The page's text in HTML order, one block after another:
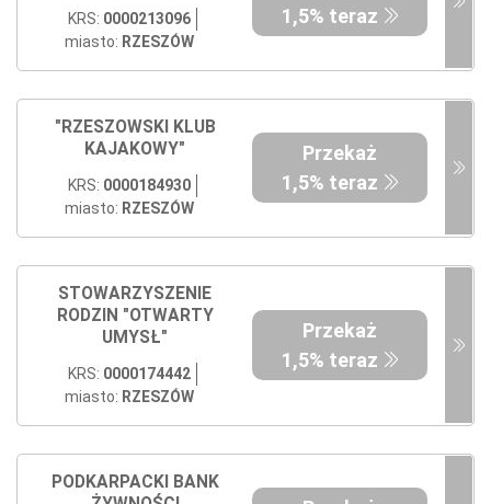
KRS: 0000213096
miasto: RZESZÓW
1,5% teraz
"RZESZOWSKI KLUB
KAJAKOWY"
KRS: 0000184930
miasto: RZESZÓW
Przekaż
1,5% teraz
STOWARZYSZENIE
RODZIN "OTWARTY
UMYSŁ"
KRS: 0000174442
miasto: RZESZÓW
Przekaż
1,5% teraz
PODKARPACKI BANK